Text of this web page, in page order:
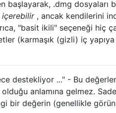
başlayarak, .dmg dosyaları
içerebilir, ancak kendilerini
"basit ikili" seçeneği hiç
(karmaşık (gizli) iç
destekliyor ..." - Bu
anlamına gelmez.
bir değerin (genellikle